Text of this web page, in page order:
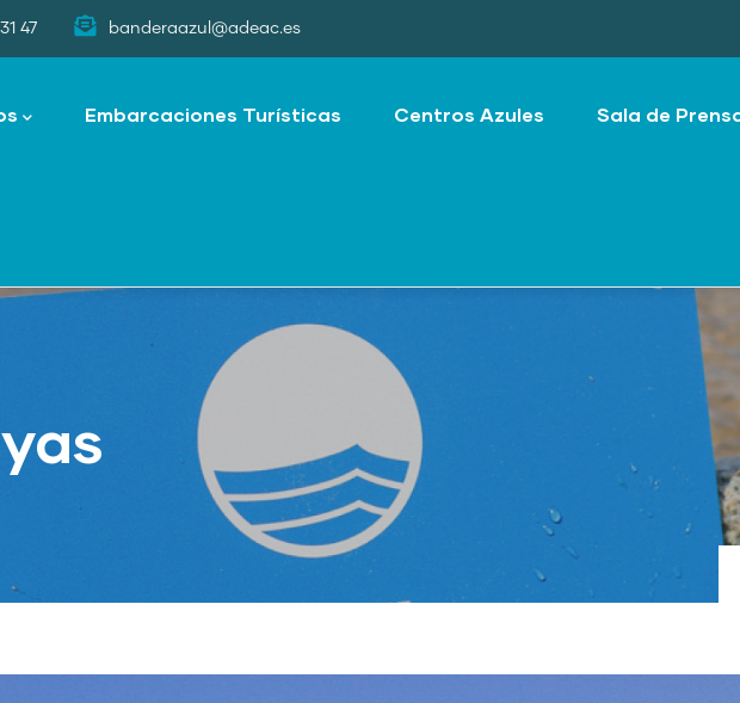
47 banderaazul@adeac.es
Embarcaciones Turísticas Centros Azules Sala de